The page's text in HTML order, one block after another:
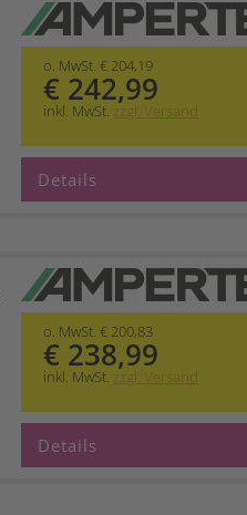
o. MwSt. € 204,19
€ 242,99
inkl. MwSt. zzgl. Versand
Details
o. MwSt. € 200,83
€ 238,99
inkl. MwSt. zzgl. Versand
Details